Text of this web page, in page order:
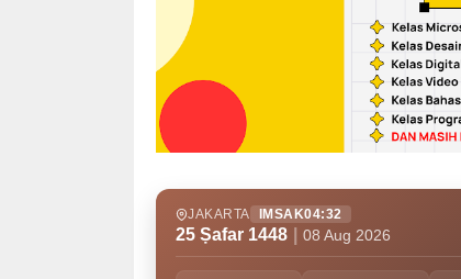
JAKARTA IMSAK04:32
25 Ṣafar 1448 08 Aug 2026